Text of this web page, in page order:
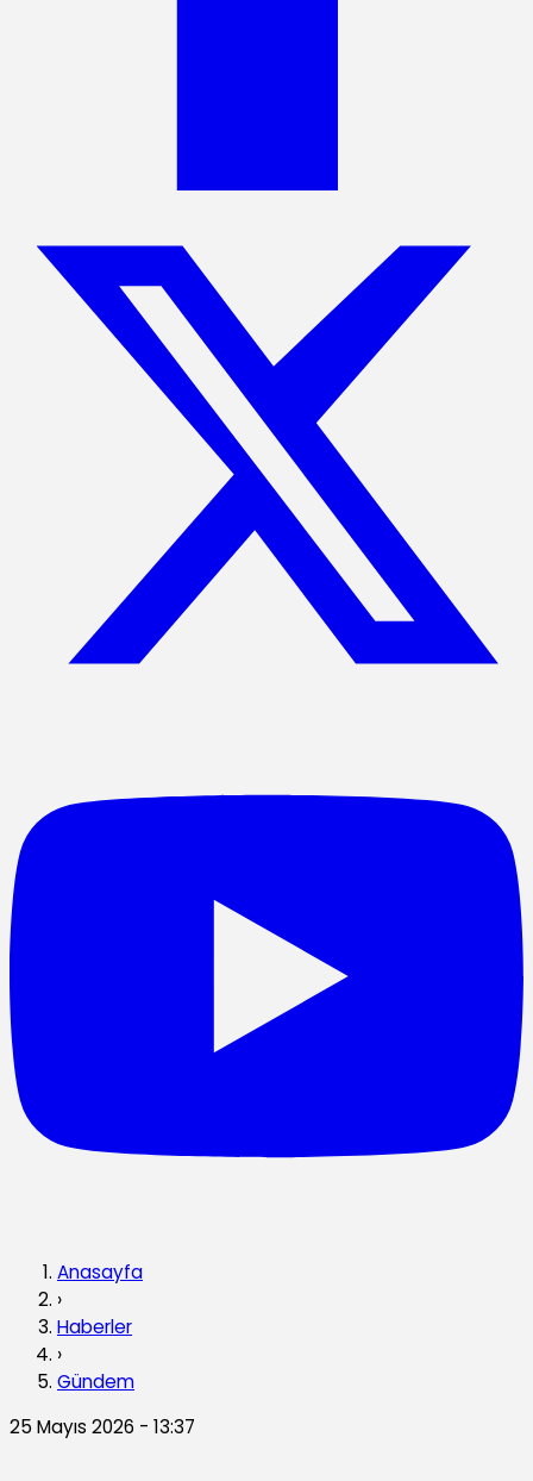
Anasayfa
›
Haberler
›
Gündem
25 Mayıs 2026 - 13:37